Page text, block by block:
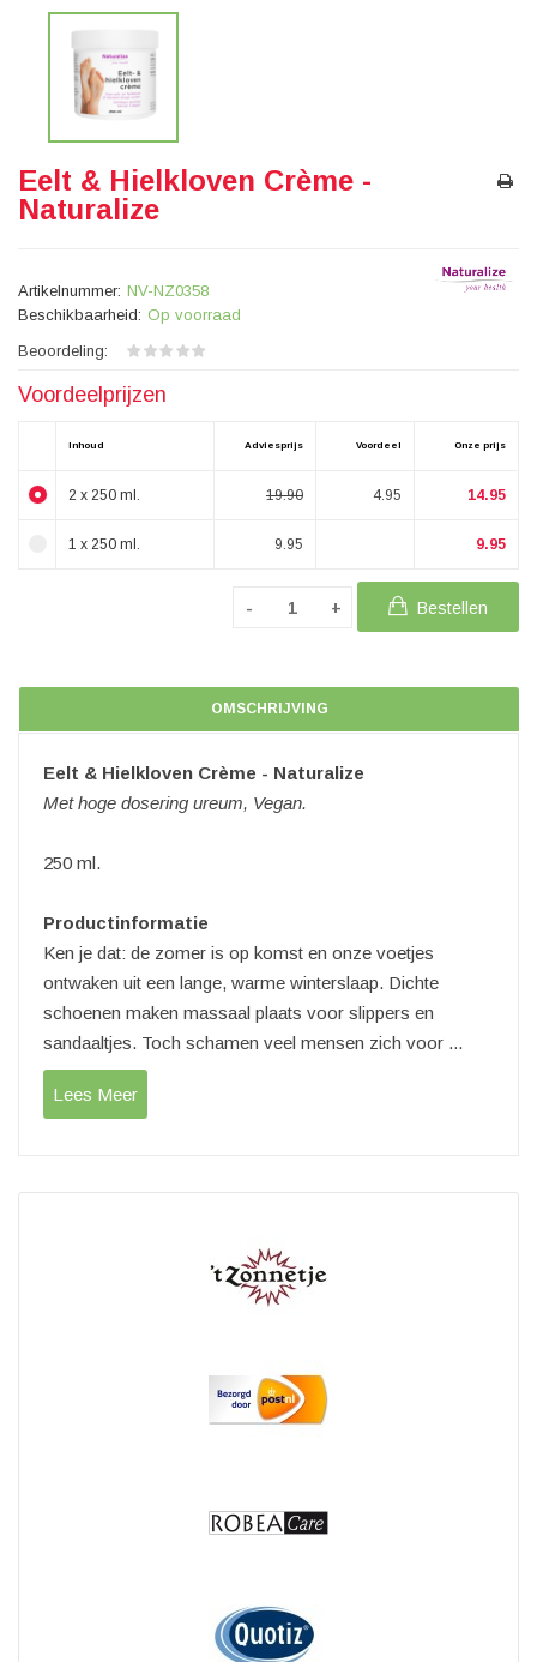
Eelt & Hielkloven Crème -
Naturalize
Artikelnummer: NV-NZ0358
Beschikbaarheid: Op voorraad
Beoordeling:
Voordeelprijzen
Inhoud Adviesprijs Voordeel Onze prijs
2 x 250 ml. 19.90 4.95 14.95
1 x 250 ml. 9.95 9.95
Bestellen
OMSCHRIJVING
Eelt & Hielkloven Crème - Naturalize
Met hoge dosering ureum, Vegan.
250 ml.
Productinformatie
Ken je dat: de zomer is op komst en onze voetjes
ontwaken uit een lange, warme winterslaap. Dichte
schoenen maken massaal plaats voor slippers en
sandaaltjes. Toch schamen veel mensen zich voor ...
Lees Meer